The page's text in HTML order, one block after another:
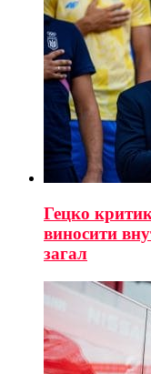
Гецко
виносити
загал